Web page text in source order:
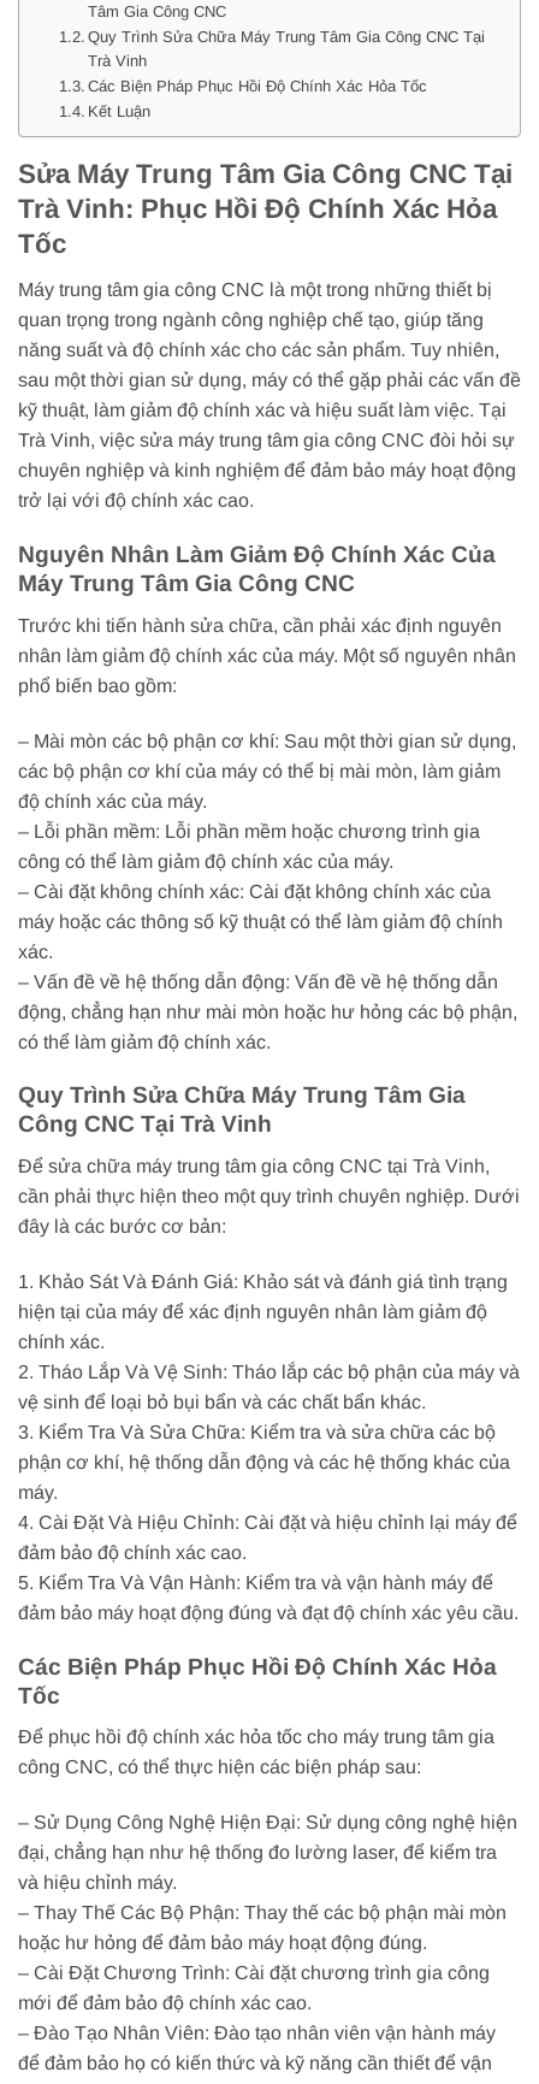
Tâm Gia Công CNC
Quy Trình Sửa Chữa Máy Trung Tâm Gia Công CNC Tại
Trà Vinh
Các Biện Pháp Phục Hồi Độ Chính Xác Hỏa Tốc
Kết Luận
Sửa Máy Trung Tâm Gia Công CNC Tại
Trà Vinh: Phục Hồi Độ Chính Xác Hỏa
Tốc
Máy trung tâm gia công CNC là một trong những thiết bị
quan trọng trong ngành công nghiệp chế tạo, giúp tăng
năng suất và độ chính xác cho các sản phẩm. Tuy nhiên,
sau một thời gian sử dụng, máy có thể gặp phải các vấn đề
kỹ thuật, làm giảm độ chính xác và hiệu suất làm việc. Tại
Trà Vinh, việc sửa máy trung tâm gia công CNC đòi hỏi sự
chuyên nghiệp và kinh nghiệm để đảm bảo máy hoạt động
trở lại với độ chính xác cao.
Nguyên Nhân Làm Giảm Độ Chính Xác Của
Máy Trung Tâm Gia Công CNC
Trước khi tiến hành sửa chữa, cần phải xác định nguyên
nhân làm giảm độ chính xác của máy. Một số nguyên nhân
phổ biến bao gồm:
– Mài mòn các bộ phận cơ khí: Sau một thời gian sử dụng,
các bộ phận cơ khí của máy có thể bị mài mòn, làm giảm
độ chính xác của máy.
– Lỗi phần mềm: Lỗi phần mềm hoặc chương trình gia
công có thể làm giảm độ chính xác của máy.
– Cài đặt không chính xác: Cài đặt không chính xác của
máy hoặc các thông số kỹ thuật có thể làm giảm độ chính
xác.
– Vấn đề về hệ thống dẫn động: Vấn đề về hệ thống dẫn
động, chẳng hạn như mài mòn hoặc hư hỏng các bộ phận,
có thể làm giảm độ chính xác.
Quy Trình Sửa Chữa Máy Trung Tâm Gia
Công CNC Tại Trà Vinh
Để sửa chữa máy trung tâm gia công CNC tại Trà Vinh,
cần phải thực hiện theo một quy trình chuyên nghiệp. Dưới
đây là các bước cơ bản:
1. Khảo Sát Và Đánh Giá: Khảo sát và đánh giá tình trạng
hiện tại của máy để xác định nguyên nhân làm giảm độ
chính xác.
2. Tháo Lắp Và Vệ Sinh: Tháo lắp các bộ phận của máy và
vệ sinh để loại bỏ bụi bẩn và các chất bẩn khác.
3. Kiểm Tra Và Sửa Chữa: Kiểm tra và sửa chữa các bộ
phận cơ khí, hệ thống dẫn động và các hệ thống khác của
máy.
4. Cài Đặt Và Hiệu Chỉnh: Cài đặt và hiệu chỉnh lại máy để
đảm bảo độ chính xác cao.
5. Kiểm Tra Và Vận Hành: Kiểm tra và vận hành máy để
đảm bảo máy hoạt động đúng và đạt độ chính xác yêu cầu.
Các Biện Pháp Phục Hồi Độ Chính Xác Hỏa
Tốc
Để phục hồi độ chính xác hỏa tốc cho máy trung tâm gia
công CNC, có thể thực hiện các biện pháp sau:
– Sử Dụng Công Nghệ Hiện Đại: Sử dụng công nghệ hiện
đại, chẳng hạn như hệ thống đo lường laser, để kiểm tra
và hiệu chỉnh máy.
– Thay Thế Các Bộ Phận: Thay thế các bộ phận mài mòn
hoặc hư hỏng để đảm bảo máy hoạt động đúng.
– Cài Đặt Chương Trình: Cài đặt chương trình gia công
mới để đảm bảo độ chính xác cao.
– Đào Tạo Nhân Viên: Đào tạo nhân viên vận hành máy
để đảm bảo họ có kiến thức và kỹ năng cần thiết để vận